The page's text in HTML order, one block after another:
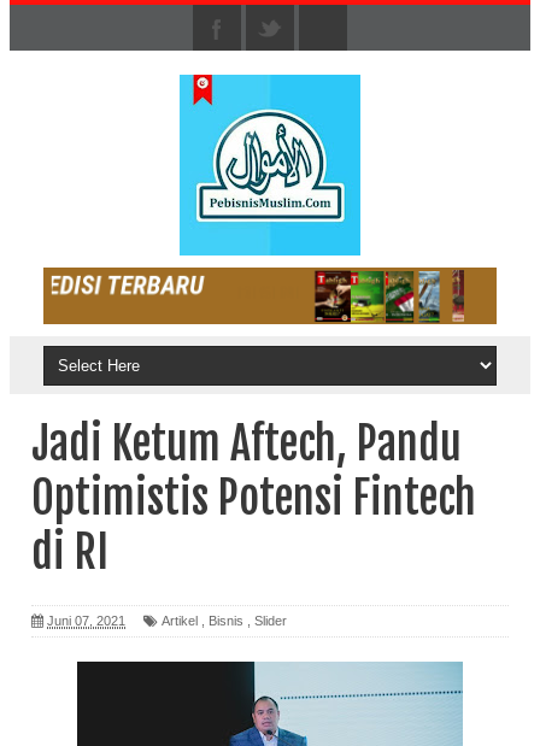
Jadi Ketum Aftech, Pandu
Optimistis Potensi Fintech
di RI
Juni 07, 2021 Artikel Bisnis Slider